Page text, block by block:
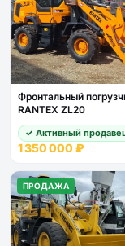
Фронтальный
RANTEX ZL20
✓ Активный
1 350 000 ₽
ПРОДАЖА